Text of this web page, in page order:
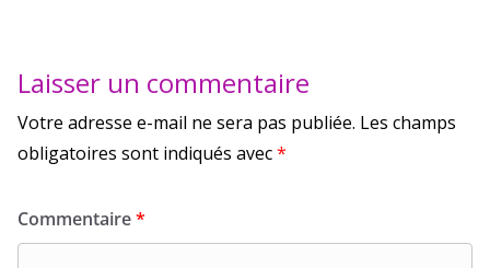
Laisser un commentaire
Votre adresse e-mail ne sera pas publiée. Les champs
obligatoires sont indiqués avec*
Commentaire*